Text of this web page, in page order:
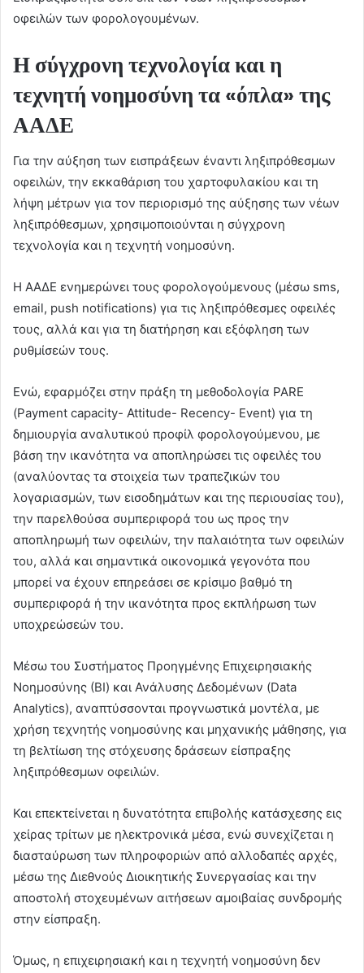
οφειλών των φορολογουμένων.
Η σύγχρονη τεχνολογία και η
τεχνητή νοημοσύνη τα «όπλα» της
ΑΑΔΕ
Για την αύξηση των εισπράξεων έναντι ληξιπρόθεσμων
οφειλών, την εκκαθάριση του χαρτοφυλακίου και τη
λήψη μέτρων για τον περιορισμό της αύξησης των νέων
ληξιπρόθεσμων, χρησιμοποιούνται η σύγχρονη
τεχνολογία και η τεχνητή νοημοσύνη.
Η ΑΑΔΕ ενημερώνει τους φορολογούμενους (μέσω sms,
email, push notifications) για τις ληξιπρόθεσμες οφειλές
τους, αλλά και για τη διατήρηση και εξόφληση των
ρυθμίσεών τους.
Ενώ, εφαρμόζει στην πράξη τη μεθοδολογία PARE
(Payment capacity- Attitude- Recency- Event) για τη
δημιουργία αναλυτικού προφίλ φορολογούμενου, με
βάση την ικανότητα να αποπληρώσει τις οφειλές του
(αναλύοντας τα στοιχεία των τραπεζικών του
λογαριασμών, των εισοδημάτων και της περιουσίας του),
την παρελθούσα συμπεριφορά του ως προς την
αποπληρωμή των οφειλών, την παλαιότητα των οφειλών
του, αλλά και σημαντικά οικονομικά γεγονότα που
μπορεί να έχουν επηρεάσει σε κρίσιμο βαθμό τη
συμπεριφορά ή την ικανότητα προς εκπλήρωση των
υποχρεώσεών του.
Μέσω του Συστήματος Προηγμένης Επιχειρησιακής
Νοημοσύνης (ΒΙ) και Ανάλυσης Δεδομένων (Data
Analytics), αναπτύσσονται προγνωστικά μοντέλα, με
χρήση τεχνητής νοημοσύνης και μηχανικής μάθησης, για
τη βελτίωση της στόχευσης δράσεων είσπραξης
ληξιπρόθεσμων οφειλών.
Και επεκτείνεται η δυνατότητα επιβολής κατάσχεσης εις
χείρας τρίτων με ηλεκτρονικά μέσα, ενώ συνεχίζεται η
διασταύρωση των πληροφοριών από αλλοδαπές αρχές,
μέσω της Διεθνούς Διοικητικής Συνεργασίας και την
αποστολή στοχευμένων αιτήσεων αμοιβαίας συνδρομής
στην είσπραξη.
Όμως, η επιχειρησιακή και η τεχνητή νοημοσύνη δεν